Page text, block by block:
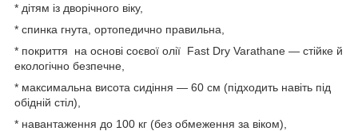
* дітям із дворічного віку,
* спинка гнута, ортопедично правильна,
* покриття на основі соєвої олії Fast Dry Varathane — стійке й
екологічно безпечне,
* максимальна висота сидіння — 60 см (підходить навіть під
обідній стіл),
* навантаження до 100 кг (без обмеження за віком),